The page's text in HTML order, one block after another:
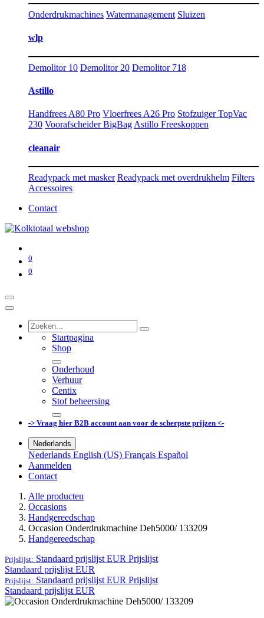
Onderdrukmachines Watermanagement Sluizen
wlp
Demolitor 10 Demolitor 20 Demolitor 718
Astillo
Handfrees A80 Pro Vloerfrees A26 Pro Stofzuiger TopVac
230 Voorafscheider BigBag Astillo Freeskoppen
cleanair
Readypack met masker Readypack met overdrukhelm Filters
Accessoires
Contact
0
0
Startpagina
Shop
Onderhoud
Verhuur
Centix
Stof beheersing
-> Vraag hier B2B account aan voor de scherpste prijzen <-
Nederlands
Nederlands English (US) Français Español
Aanmelden
Contact
Alle producten
Occasions
Handgereedschap
Occasion Onderdrukmachine Deh5000/ 133209
Handgereedschap
Prijslijst: Standaard prijslijst EUR Prijslijst
Standaard prijslijst EUR
Prijslijst: Standaard prijslijst EUR Prijslijst
Standaard prijslijst EUR